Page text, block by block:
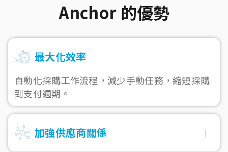
Anchor 的優勢
最大化效率
自動化採購工作流程，減少手動任務，縮短採購
到支付週期。
加強供應商關係